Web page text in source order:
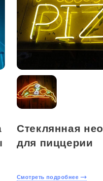
Стеклянная
для пиццерии
Смотреть подробнее